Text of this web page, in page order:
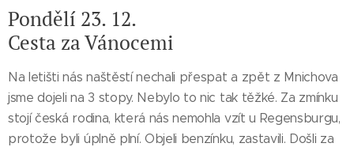
Pondělí 23. 12.
Cesta za Vánocemi
Na letišti nás naštěstí nechali přespat a zpět z Mnichova
jsme dojeli na 3 stopy. Nebylo to nic tak těžké. Za zmínku
stojí česká rodina, která nás nemohla vzít u Regensburgu,
protože byli úplně plní. Objeli benzínku, zastavili. Došli za